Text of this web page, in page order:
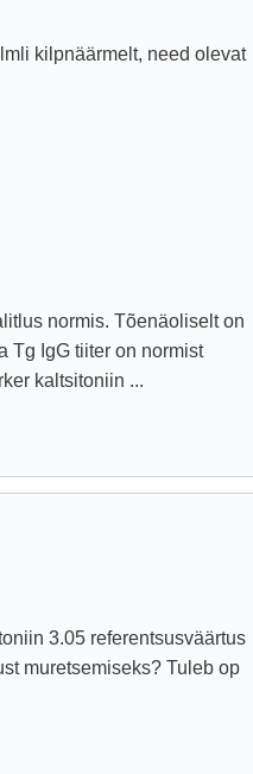
kilpnäärmelt, need olevat
normis. Tõenäoliselt on
Tg IgG tiiter on normist
kaltsitoniin ...
3.05 referentsusväärtus
muretsemiseks? Tuleb op